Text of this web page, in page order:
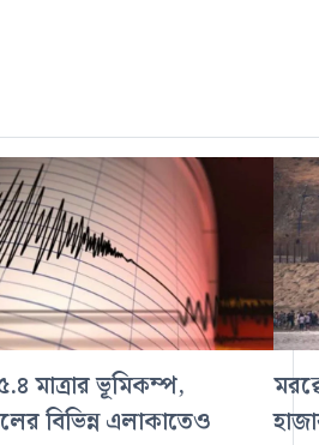
মাত্রার ভূমিকম্প,
বিভিন্ন এলাকাতেও